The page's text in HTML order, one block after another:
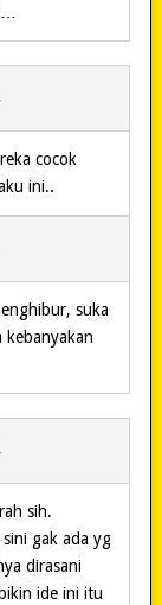
cocok
ini..
suka
sih.
gak ada yg
dirasani
ide ini itu